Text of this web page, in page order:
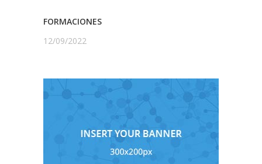
FORMACIONES
12/09/2022